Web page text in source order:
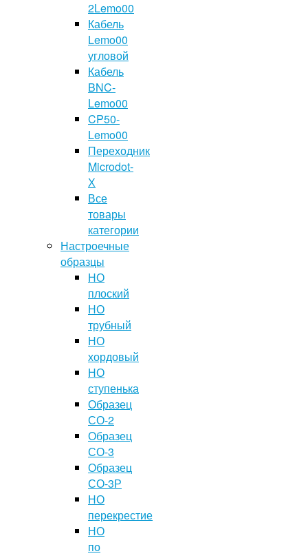
2Lemo00
Кабель
Lemo00
угловой
Кабель
BNC-
Lemo00
CP50-
Lemo00
Переходник
Microdot-
Х
Все
товары
категории
Настроечные
образцы
НО
плоский
НО
трубный
НО
хордовый
НО
ступенька
Образец
СО-2
Образец
СО-3
Образец
СО-3Р
НО
перекрестие
НО
по